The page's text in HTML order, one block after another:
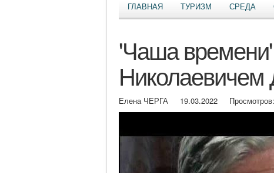
ГЛАВНАЯ ТУРИЗМ СРЕДА
'Чаша
Елена ЧЕРГА 19.03.2022 Просмотров: